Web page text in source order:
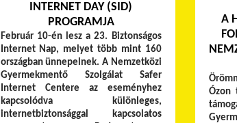
INTERNET DAY (SID)
PROGRAMJA
Február 10-én lesz a 23. Biztonságos
Internet Nap, melyet több mint 160
országban ünnepelnek. A Nemzetközi
Gyermekmentő Szolgálat Safer
Internet Centere az eseményhez
kapcsolódva különleges,
internetbiztonsággal kapcsolatos
A
Ózon